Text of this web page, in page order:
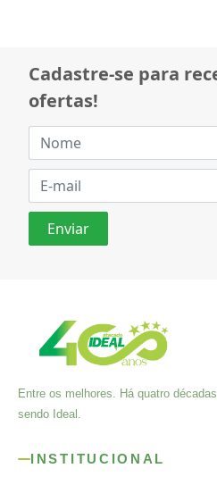
Cadastre-se para
ofertas!
Entre os melhores. Há quatro
sendo Ideal.
INSTITUCIONAL